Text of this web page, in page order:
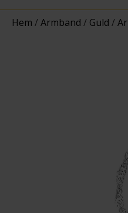
Hem /Armband / Guld /